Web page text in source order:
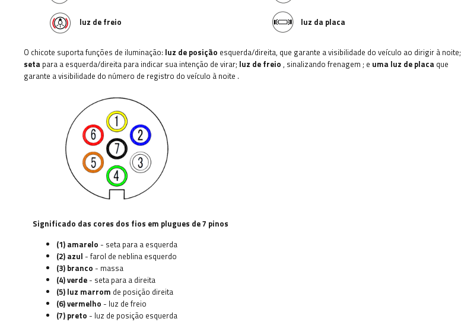
luz de freio luz da placa
O chicote suporta funções de iluminação: luz de posição esquerda/direita, que garante a visibilidade do veículo ao dirigir à noite;
seta para a esquerda/direita para indicar sua intenção de virar; luz de freio , sinalizando frenagem ; e uma luz de placa que
garante a visibilidade do número de registro do veículo à noite .
Significado das cores dos fios em plugues de 7 pinos
(1) amarelo - seta para a esquerda
(2) azul - farol de neblina esquerdo
(3) branco - massa
(4) verde - seta para a direita
(5) luz marrom de posição direita
(6) vermelho - luz de freio
(7) preto - luz de posição esquerda